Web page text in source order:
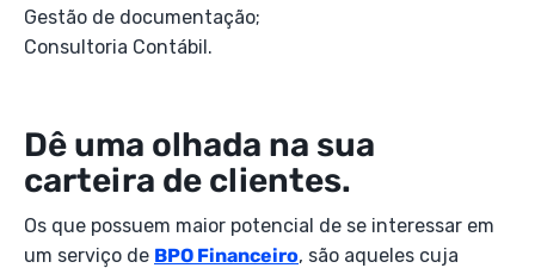
Gestão de documentação;
Consultoria Contábil.
Dê uma olhada na sua
carteira de clientes.
Os que possuem maior potencial de se interessar em
um serviço de BPO Financeiro, são aqueles cuja